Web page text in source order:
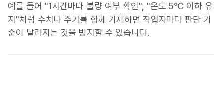
예를 들어 "1시간마다 불량 여부 확인", "온도 5℃ 이하 유
지"처럼 수치나 주기를 함께 기재하면 작업자마다 판단 기
준이 달라지는 것을 방지할 수 있습니다.